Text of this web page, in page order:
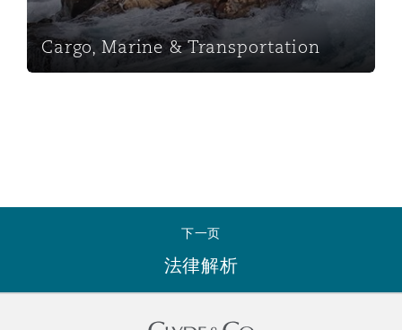
沙
Cargo, Marine & Transportation
下一页
法律解析